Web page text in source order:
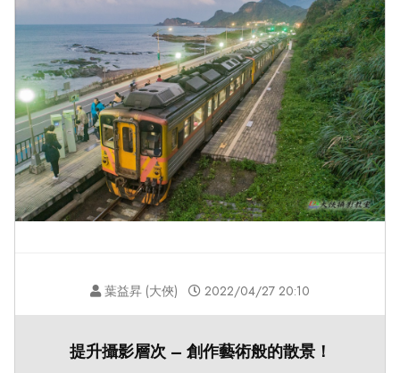
葉益昇 (大俠) 2022/04/27 20:10
提升攝影層次 – 創作藝術般的散景！